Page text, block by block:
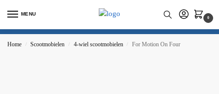
MENU
0
Home / Scootmobielen / 4-wiel scootmobielen / For Motion On Four